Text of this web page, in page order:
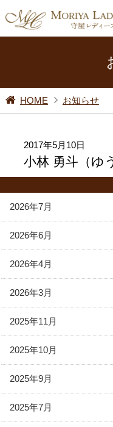
HOME お知らせ
2017年5月10日
小林 勇斗（ゆ
2026年7月
2026年6月
2026年4月
2026年3月
2025年11月
2025年10月
2025年9月
2025年7月